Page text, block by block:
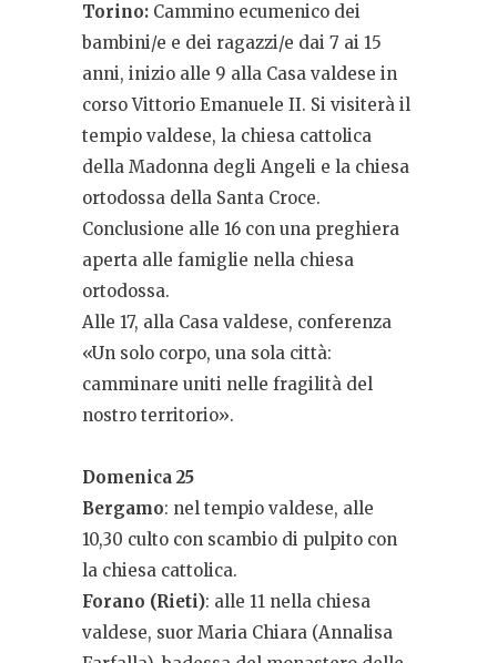
Torino: Cammino ecumenico dei
bambini/e e dei ragazzi/e dai 7 ai 15
anni, inizio alle 9 alla Casa valdese in
corso Vittorio Emanuele II. Si visiterà il
tempio valdese, la chiesa cattolica
della Madonna degli Angeli e la chiesa
ortodossa della Santa Croce.
Conclusione alle 16 con una preghiera
aperta alle famiglie nella chiesa
ortodossa.
Alle 17, alla Casa valdese, conferenza
«Un solo corpo, una sola città:
camminare uniti nelle fragilità del
nostro territorio».
Domenica 25
Bergamo: nel tempio valdese, alle
10,30 culto con scambio di pulpito con
la chiesa cattolica.
Forano (Rieti): alle 11 nella chiesa
valdese, suor Maria Chiara (Annalisa